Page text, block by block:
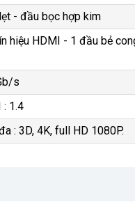
- đầu bọc hợp kim
hiệu HDMI - 1 đầu bẻ
s
: 1.4
: 3D, 4K, full HD 1080P.